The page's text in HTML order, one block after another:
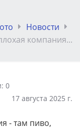
Новости
компания...
0
17 августа 2025 г.
- там пиво,